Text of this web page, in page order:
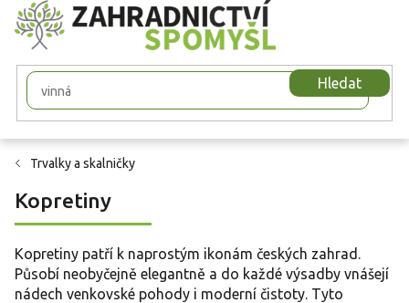
Přejít
na
obsah
Hledat
Trvalky a skalničky
Kopretiny
Kopretiny patří k naprostým ikonám českých zahrad.
Působí neobyčejně elegantně a do každé výsadby vnášejí
nádech venkovské pohody i moderní čistoty. Tyto